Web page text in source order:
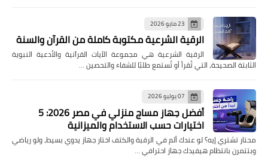
23 مايو 2026
الرقية الشرعية مكتوبة كاملة من القرآن والسنة
الرقية الشرعية هي مجموعة الآيات القرآنية والأدعية النبوية
الثابتة الصحيحة، التي تُقرأ أو تُستمع طلبًا للشفاء والتحصين …
07 يوليو 2026
أفضل جهاز مساج منزلي في مصر 2026: 5
اختيارات حسب الاستخدام والميزانية
محتار تشتري إيه؟ لو عندك ألم في الرقبة والكتف اختار جهاز يدوي بسيط، ولو رياضي
وبتتمرن بانتظام هيفيدك جهاز احترافي …